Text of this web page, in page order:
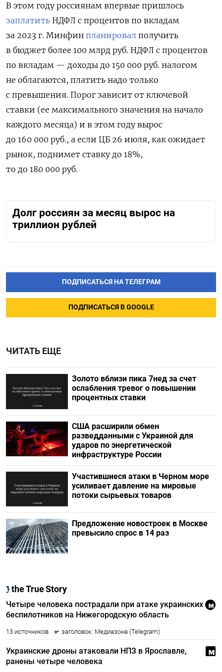
В этом году россиянам впервые пришлось
заплатить НДФЛ с процентов по вкладам
за 2023 г. Минфин планировал получить
в бюджет более 100 млрд руб. НДФЛ с процентов
по вкладам — доходы до 150 000 руб. налогом
не облагаются, платить надо только
с превышения. Порог зависит от ключевой
ставки (ее максимального значения на начало
каждого месяца) и в этом году вырос
до 160 000 руб., а если ЦБ 26 июля, как ожидает
рынок, поднимет ставку до 18%,
то до 180 000 руб.
Долг россиян за месяц вырос на
триллион рублей
ПОДПИСАТЬСЯ НА ТЕЛЕГРАМ
ПОДПИСАТЬСЯ В GOOGLE
ЧИТАТЬ ЕЩЕ
Золото вблизи пика 7нед за счет
ослабления тревог о повышении
процентных ставки
США расширили обмен
разведданными с Украиной для
ударов по энергетической
инфраструктуре России
Участившиеся атаки в Черном море
усиливает давление на мировые
потоки сырьевых товаров
Предложение новостроек в Москве
превысило спрос в 14 раз